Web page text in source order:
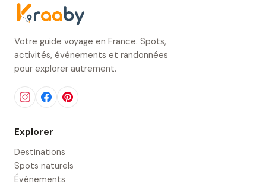
Votre guide voyage en France. Spots,
activités, événements et randonnées
pour explorer autrement.
Explorer
Destinations
Spots naturels
Événements